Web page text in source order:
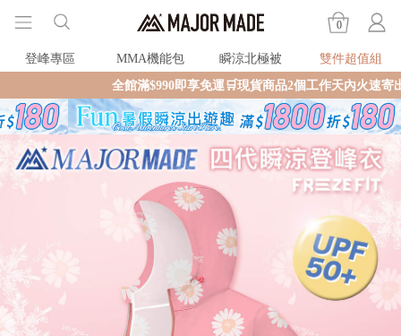
0
登峰專區 MMA機能包 瞬涼北極被
雙件超值組
全館滿$990即享免運🛒現貨商品2個工作天內火速寄出🚚滿額再送限量